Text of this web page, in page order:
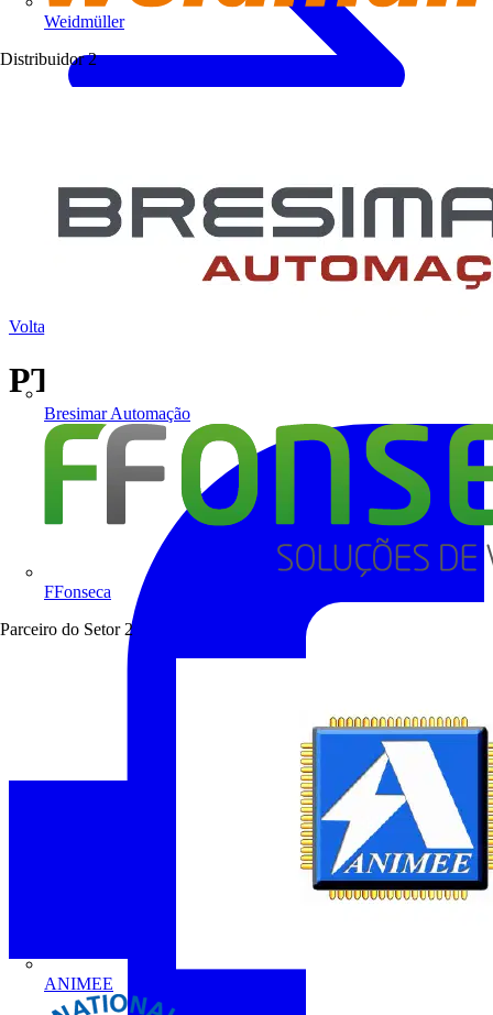
Weidmüller
Distribuidor 2
Bresimar Automação
FFonseca
Parceiro do Setor 2
ANIMEE
Voltar para Academia
PT Eaton 18 Nov 21